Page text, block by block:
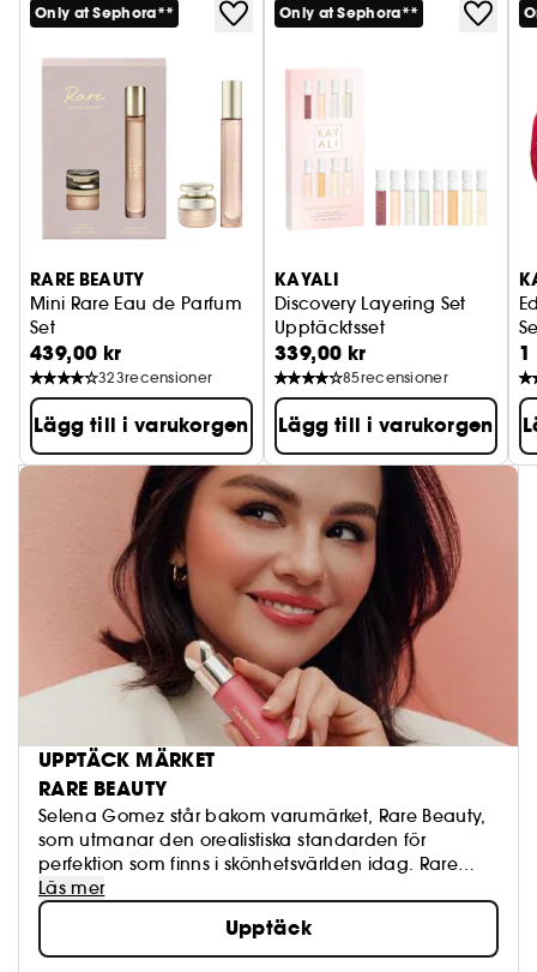
Only at Sephora**
RARE BEAUTY
Mini Rare Eau de Parfum
Set
Miniset med Eau De Parfum
439,00 kr
323recensioner
Lägg till i varukorgen
Only at Sephora**
KAYALI
Discovery Layering Set
Upptäcktsset
339,00 kr
85recensioner
Lägg till i varukorgen
1
UPPTÄCK MÄRKET
RARE BEAUTY
Selena Gomez står bakom varumärket, Rare Beauty,
som utmanar den orealistiska standarden för
perfektion som finns i skönhetsvärlden idag. Rare
Beauty är utformad så att du kan uttrycka dig precis
som du är, varje dag. Rare Beauty's feel-good
formula är luftig och andningsbar och appliceras
enkelt med uppbyggnadsbar täckning och en
Läs mer
Upptäck